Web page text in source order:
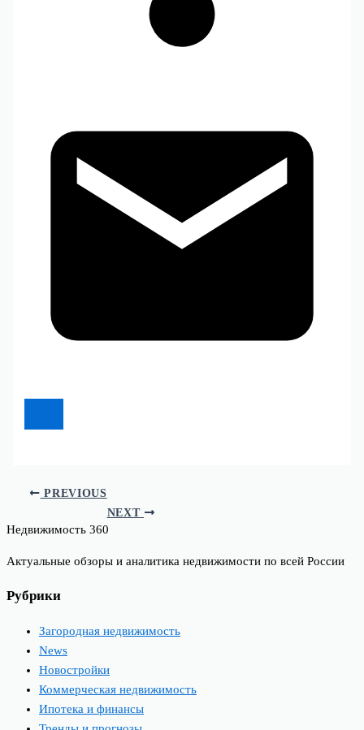
PREVIOUS
NEXT
Недвижимость 360
Актуальные обзоры и аналитика недвижимости по всей России
Рубрики
Загородная недвижимость
News
Новостройки
Коммерческая недвижимость
Ипотека и финансы